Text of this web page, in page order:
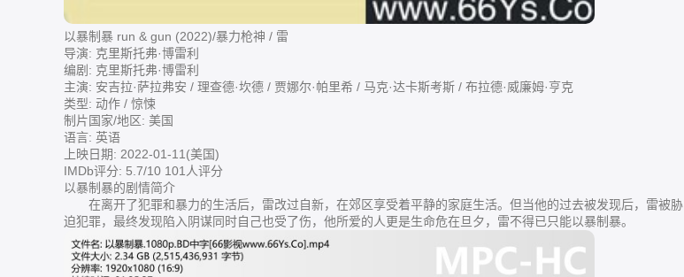
以暴制暴 run & gun (2022)/暴力枪神 / 雷
导演: 克里斯托弗·博雷利
编剧: 克里斯托弗·博雷利
主演: 安吉拉·萨拉弗安 / 理查德·坎德 / 贾娜尔·帕里希 / 马克·达卡斯考斯 / 布拉德·威廉姆·亨克
类型: 动作 / 惊悚
制片国家/地区: 美国
语言: 英语
上映日期: 2022-01-11(美国)
IMDb评分: 5.7/10 101人评分
以暴制暴的剧情简介
在离开了犯罪和暴力的生活后，雷改过自新，在郊区享受着平静的家庭生活。但当他的过去被发现后，雷被胁
迫犯罪，最终发现陷入阴谋同时自己也受了伤，他所爱的人更是生命危在旦夕，雷不得已只能以暴制暴。